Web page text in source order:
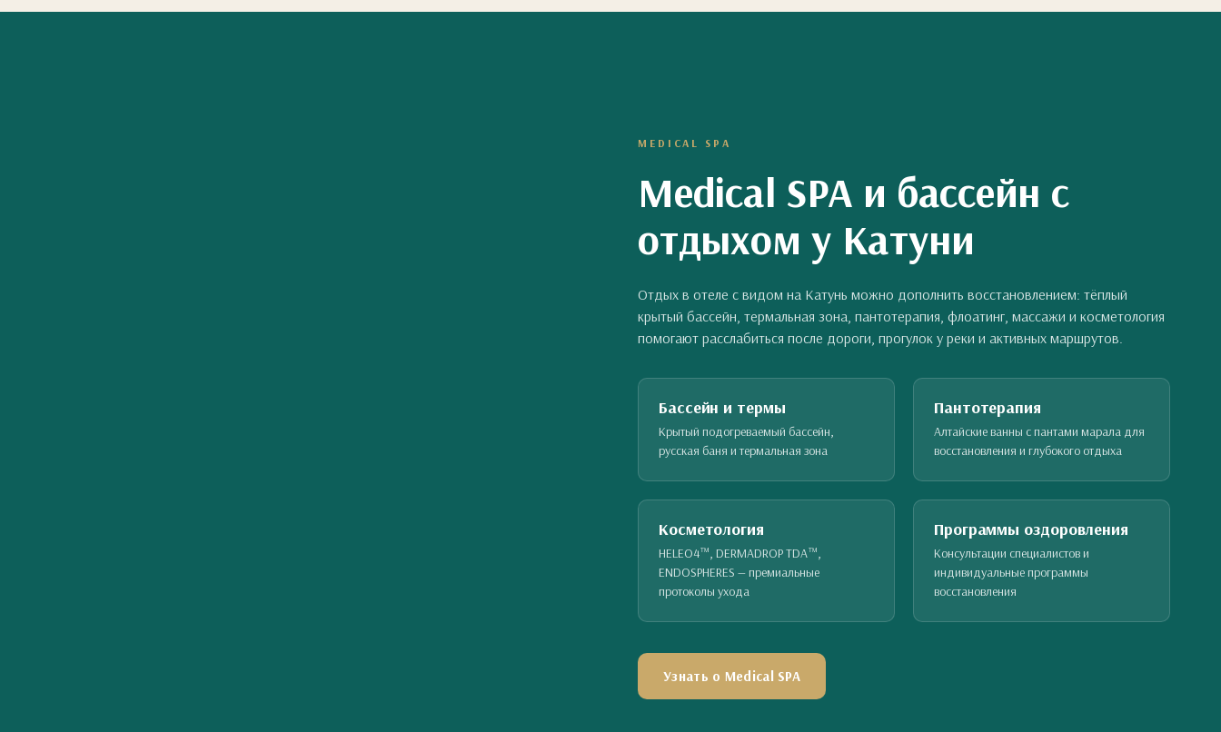
MEDICAL SPA
Medical SPA и бассейн с
отдыхом у Катуни
Отдых в отеле с видом на Катунь можно дополнить восстановлением: тёплый
крытый бассейн, термальная зона, пантотерапия, флоатинг, массажи и косметология
помогают расслабиться после дороги, прогулок у реки и активных маршрутов.
Бассейн и термы
Крытый подогреваемый бассейн,
русская баня и термальная зона
Пантотерапия
Алтайские ванны с пантами марала для
восстановления и глубокого отдыха
Косметология
HELEO4™, DERMADROP TDA™,
ENDOSPHERES — премиальные
протоколы ухода
Программы оздоровления
Консультации специалистов и
индивидуальные программы
восстановления
Узнать о Medical SPA